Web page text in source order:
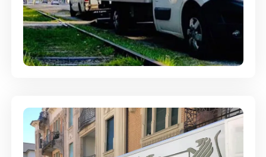
Ein- und Auspackservice